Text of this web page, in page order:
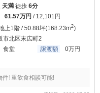
天満 徒歩 6分
61.57万円 / 12,101円
上1階 / 50.88坪(168.23m2)
市北区末広町2
食堂 譲渡額
0万円
件! 重飲食相談可能!